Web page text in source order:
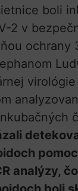
boli
2 v
ochrany
analýzy,